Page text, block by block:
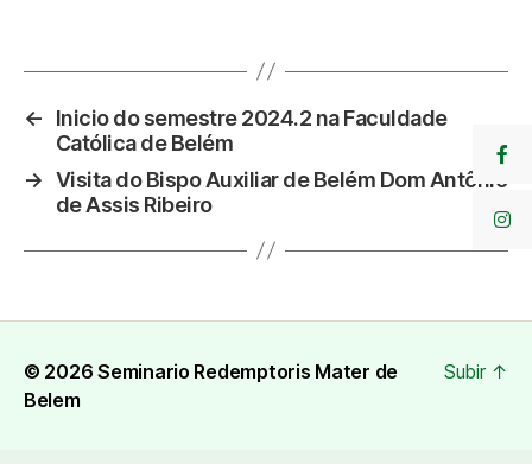
←
Inicio do semestre 2024.2 na Faculdade
Católica de Belém
→ Visita do Bispo Auxiliar de Belém Dom Antônio
de Assis Ribeiro
© 2026Seminario Redemptoris Mater de
Belem
Subir ↑